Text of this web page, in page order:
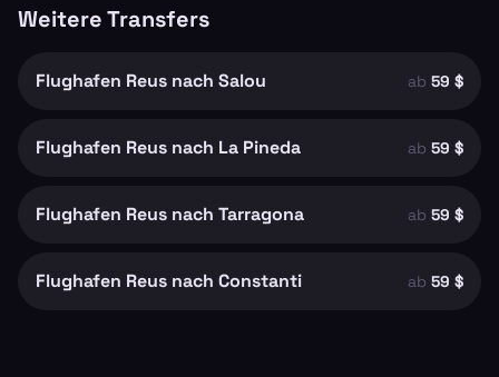
Weitere Transfers
Flughafen Reus nach Salou ab 59 $
Flughafen Reus nach La Pineda ab 59 $
Flughafen Reus nach Tarragona ab 59 $
Flughafen Reus nach Constanti ab 59 $